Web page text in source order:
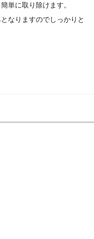
単に取り除けます。
なりますのでしっかりと